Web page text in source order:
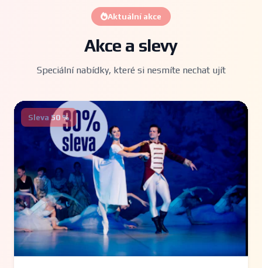
Aktuální akce
Akce a slevy
Speciální nabídky, které si nesmíte nechat ujít
Sleva 50 %